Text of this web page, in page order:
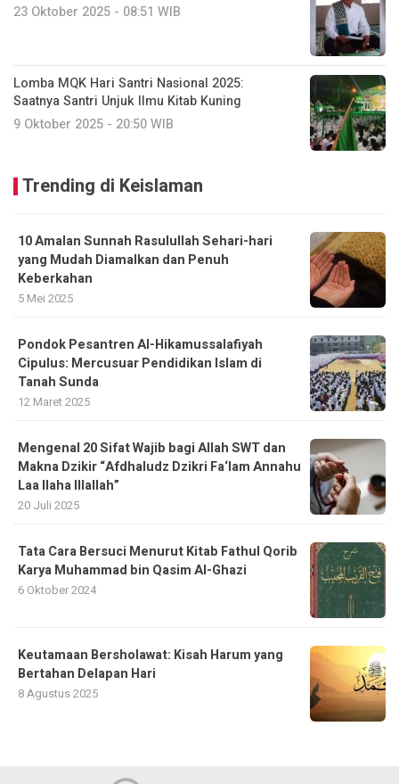
23 Oktober 2025 - 08:51 WIB
Lomba MQK Hari Santri Nasional 2025:
Saatnya Santri Unjuk Ilmu Kitab Kuning
9 Oktober 2025 - 20:50 WIB
Trending di Keislaman
10 Amalan Sunnah Rasulullah Sehari-hari
yang Mudah Diamalkan dan Penuh
Keberkahan
5 Mei 2025
Pondok Pesantren Al-Hikamussalafiyah
Cipulus: Mercusuar Pendidikan Islam di
Tanah Sunda
12 Maret 2025
Mengenal 20 Sifat Wajib bagi Allah SWT dan
Makna Dzikir “Afdhaludz Dzikri Fa‘lam Annahu
Laa Ilaha Illallah”
20 Juli 2025
Tata Cara Bersuci Menurut Kitab Fathul Qorib
Karya Muhammad bin Qasim Al-Ghazi
6 Oktober 2024
Keutamaan Bersholawat: Kisah Harum yang
Bertahan Delapan Hari
8 Agustus 2025